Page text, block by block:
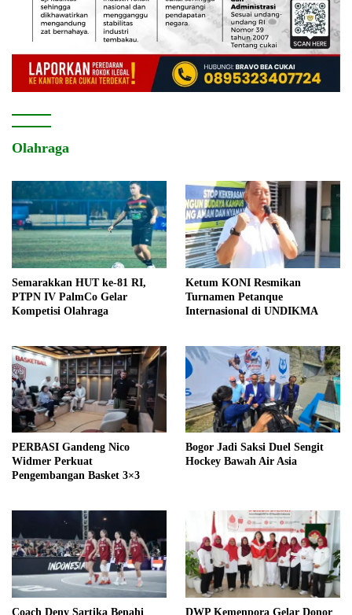
Olahraga
Semarakkan HUT ke-81 RI,
PTPN IV PalmCo Gelar
Kompetisi Olahraga
Ketum KONI Resmikan
Turnamen Petanque
Internasional di UNDIKMA
PERBASI Gandeng Nico
Widmer Perkuat
Pengembangan Basket 3×3
Bogor Jadi Saksi Duel Sengit
Hockey Bawah Air Asia
Coach Deny Sartika Benahi DWP Kemenpora Gelar Donor